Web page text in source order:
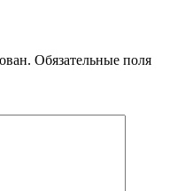
Обязательные поля